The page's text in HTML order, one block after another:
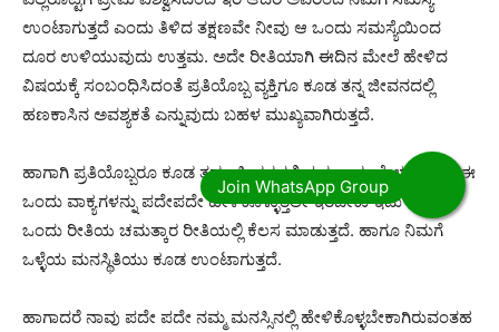
ಉಂಟಾಗುತ್ತದೆ ಎಂದು ತಿಳಿದ ತಕ್ಷಣವೇ ನೀವು ಆ ಒಂದು ಸಮಸ್ಯೆಯಿಂದ
ದೂರ ಉಳಿಯುವುದು ಉತ್ತಮ. ಅದೇ ರೀತಿಯಾಗಿ ಈದಿನ ಮೇಲೆ ಹೇಳಿದ
ವಿಷಯಕ್ಕೆ ಸಂಬಂಧಿಸಿದಂತೆ ಪ್ರತಿಯೊಬ್ಬ ವ್ಯಕ್ತಿಗೂ ಕೂಡ ತನ್ನ ಜೀವನದಲ್ಲಿ
ಹಣಕಾಸಿನ ಅವಶ್ಯಕತೆ ಎನ್ನುವುದು ಬಹಳ ಮುಖ್ಯವಾಗಿರುತ್ತದೆ.
ಹಾಗಾಗಿ ಪ್ರತಿಯೊಬ್ಬರೂ ಕೂಡ ತಮ್ಮ ಜೀವನದಲ್ಲಿ ಈಗ ನಾವು ಹೇಳುವಂತಹ ಈ
ಒಂದು ವಾಕ್ಯಗಳನ್ನು ಪದೇಪದೇ ಹೇಳಿಕೊಳ್ಳುತ್ತಲೇ ಇರಬೇಕು ಇದು ನಿಮಗೆ
ಒಂದು ರೀತಿಯ ಚಮತ್ಕಾರ ರೀತಿಯಲ್ಲಿ ಕೆಲಸ ಮಾಡುತ್ತದೆ. ಹಾಗೂ ನಿಮಗೆ
ಒಳ್ಳೆಯ ಮನಸ್ಥಿತಿಯು ಕೂಡ ಉಂಟಾಗುತ್ತದೆ.
ಹಾಗಾದರೆ ನಾವು ಪದೇ ಪದೇ ನಮ್ಮ ಮನಸ್ಸಿನಲ್ಲಿ ಹೇಳಿಕೊಳ್ಳಬೇಕಾಗಿರುವಂತಹ